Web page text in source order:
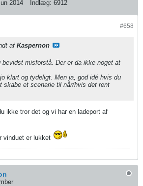
2014 Indlæg: 6912
#658
af Kaspernon
bevidst misforstå. Der er da ikke noget at
klart og tydeligt. Men ja, god idé hvis du
skabe et scenarie til når/hvis det rent
ikke tror det og vi har en ladeport af
vinduet er lukket